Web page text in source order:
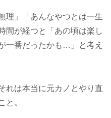
理」「あんなやつとは一生
間が経つと「あの頃は楽し
一番だったかも…」と考え
れは本当に元カノとやり直
と。